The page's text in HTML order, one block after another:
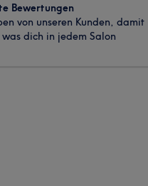
Bewertungen
von unseren Kunden, damit
dich in jedem Salon